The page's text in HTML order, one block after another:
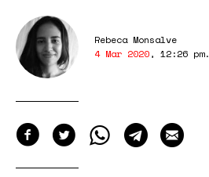
Rebeca Monsalve
4 Mar 2020, 12:26 pm.